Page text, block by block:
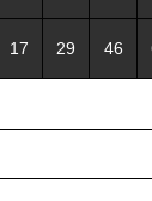
17 29 46